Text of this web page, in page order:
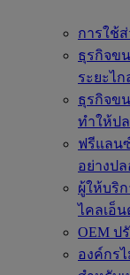
การใช้
ธุรกิจข
ระยะไ
ธุรกิจข
ทำให้ป
ฟรีแลน
อย่างป
ผู้ให้บริ
ไคลเอ็น
OEM ป
องค์กร